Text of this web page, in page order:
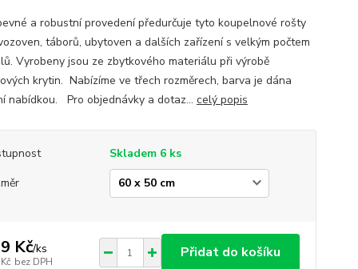
a robustní provedení předurčuje tyto koupelnové rošty
táborů, ubytoven a dalších zařízení s velkým počtem
Vyrobeny jsou ze zbytkového materiálu při výrobě
krytin. Nabízíme ve třech rozměrech, barva je dána
nabídkou. Pro objednávky a dotaz... celý popis
Skladem 6 ks
Kč/ks
bez DPH
Přidat do košíku